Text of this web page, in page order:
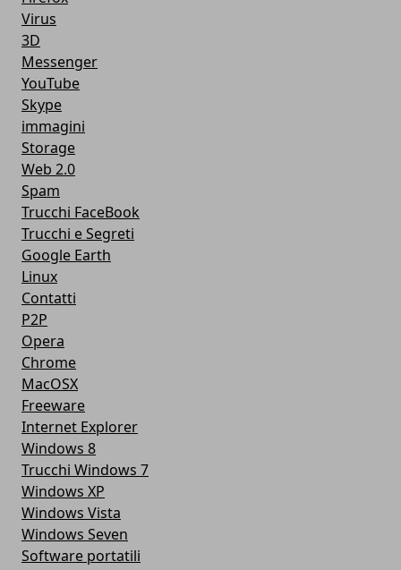
Virus
3D
Messenger
YouTube
Skype
immagini
Storage
Web 2.0
Spam
Trucchi FaceBook
Trucchi e Segreti
Google Earth
Linux
Contatti
P2P
Opera
Chrome
MacOSX
Freeware
Internet Explorer
Windows 8
Trucchi Windows 7
Windows XP
Windows Vista
Windows Seven
Software portatili